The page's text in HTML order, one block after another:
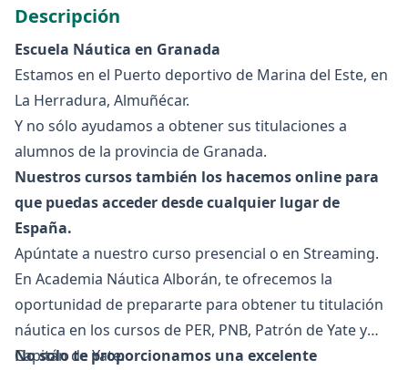
Descripción
Escuela Náutica en Granada
Estamos en el Puerto deportivo de Marina del Este, en
La Herradura, Almuñécar.
Y no sólo ayudamos a obtener sus titulaciones a
alumnos de la provincia de Granada.
Nuestros cursos también los hacemos online para
que puedas acceder desde cualquier lugar de
España.
Apúntate a nuestro curso presencial o en Streaming.
En Academia Náutica Alborán, te ofrecemos la
oportunidad de prepararte para obtener tu titulación
náutica en los cursos de PER, PNB, Patrón de Yate y
Capitán de Yate.
No solo te proporcionamos una excelente